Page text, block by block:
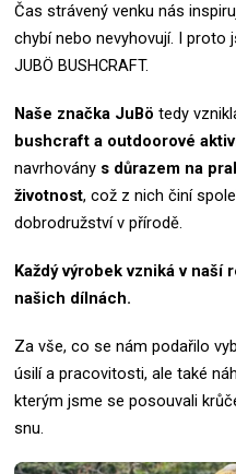
Čas strávený venku nás
chybí nebo nevyhovují. I
JUBÖ BUSHCRAFT.
Naše značka JuBö tedy
bushcraft a outdoorové
navrhovány s důrazem na
životnost, což z nich činí
dobrodružství v přírodě.
Každý výrobek vzniká v
našich dílnách.
Za vše, co se nám podařilo
úsilí a pracovitosti, ale také
kterým jsme se posouvali
snu.